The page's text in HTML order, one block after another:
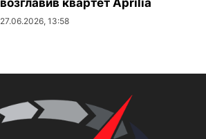
возглавив квартет Aprilia
27.06.2026, 13:58